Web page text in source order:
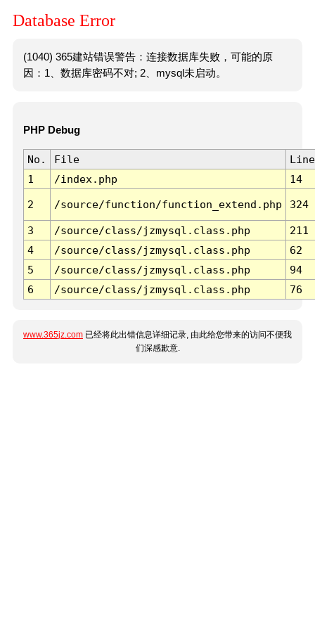
Database Error
(1040) 365建站错误警告：连接数据库失败，可能的原
因：1、数据库密码不对; 2、mysql未启动。
PHP Debug
No. File
Line
1
/index.php 14
2 /source/function/function_extend.php 324
3 /source/class/jzmysql.class.php
211
4
/source/class/jzmysql.class.php
62
5
/source/class/jzmysql.class.php
94
6
/source/class/jzmysql.class.php 76
www.365jz.com 已经将此出错信息详细记录, 由此给您带来的访问不便我
们深感歉意.